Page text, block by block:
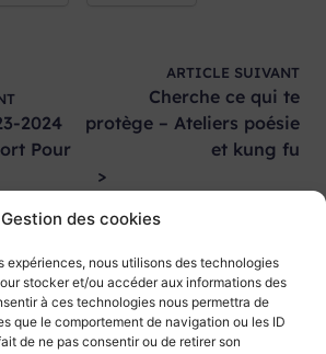
Gestion des cookies
expériences, nous utilisons des technologies
stocker et/ou accéder aux informations des
à ces technologies nous permettra de
que le comportement de navigation ou les ID
de ne pas consentir ou de retirer son
2024
Pour
ARTICLE SUIVANT
Cherche ce qui te
protège – Ateliers poésie
et kung fu
>